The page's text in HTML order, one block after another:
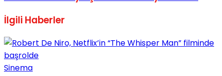
İlgili Haberler
Sinema